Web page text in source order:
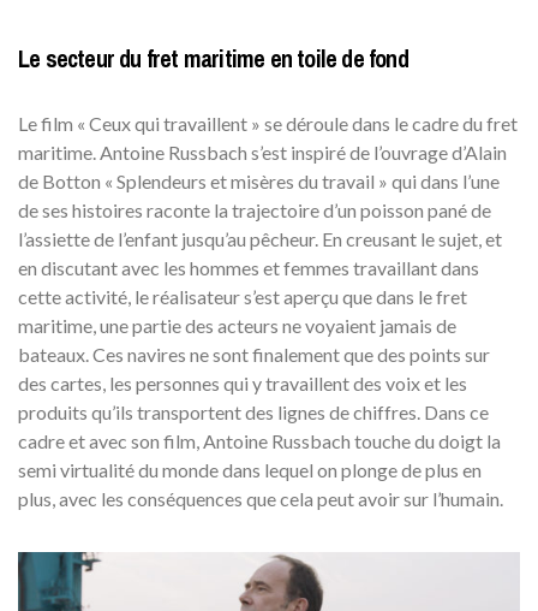
Le secteur du fret maritime en toile de fond
Le film « Ceux qui travaillent » se déroule dans le cadre du fret
maritime. Antoine Russbach s’est inspiré de l’ouvrage d’Alain
de Botton « Splendeurs et misères du travail » qui dans l’une
de ses histoires raconte la trajectoire d’un poisson pané de
l’assiette de l’enfant jusqu’au pêcheur. En creusant le sujet, et
en discutant avec les hommes et femmes travaillant dans
cette activité, le réalisateur s’est aperçu que dans le fret
maritime, une partie des acteurs ne voyaient jamais de
bateaux. Ces navires ne sont finalement que des points sur
des cartes, les personnes qui y travaillent des voix et les
produits qu’ils transportent des lignes de chiffres. Dans ce
cadre et avec son film, Antoine Russbach touche du doigt la
semi virtualité du monde dans lequel on plonge de plus en
plus, avec les conséquences que cela peut avoir sur l’humain.